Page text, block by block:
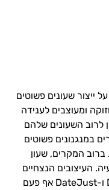
ייצור שעונים פשוטים
ומעוצבים לענידה
לרוב השעונים שלהם
במנגנונים פשוטים
ברוב המקרים, שעון
העיצובים הנצחיים
של דגמים כמו Daytona, Submariner ו-DateJust אף פעם